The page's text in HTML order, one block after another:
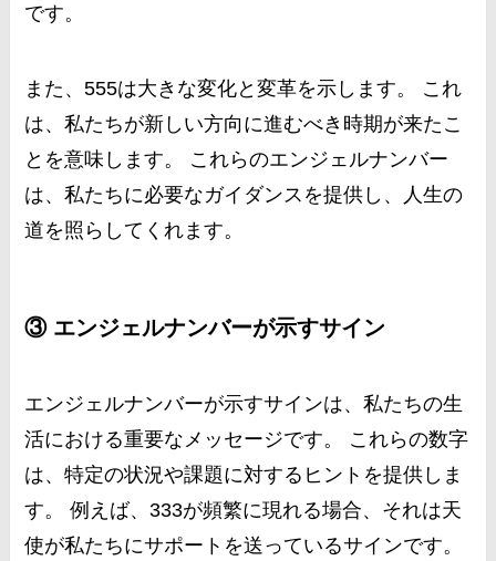
です。
また、555は大きな変化と変革を示します。 これ
は、私たちが新しい方向に進むべき時期が来たこ
とを意味します。 これらのエンジェルナンバー
は、私たちに必要なガイダンスを提供し、人生の
道を照らしてくれます。
③ エンジェルナンバーが示すサイン
エンジェルナンバーが示すサインは、私たちの生
活における重要なメッセージです。 これらの数字
は、特定の状況や課題に対するヒントを提供しま
す。 例えば、333が頻繁に現れる場合、それは天
使が私たちにサポートを送っているサインです。